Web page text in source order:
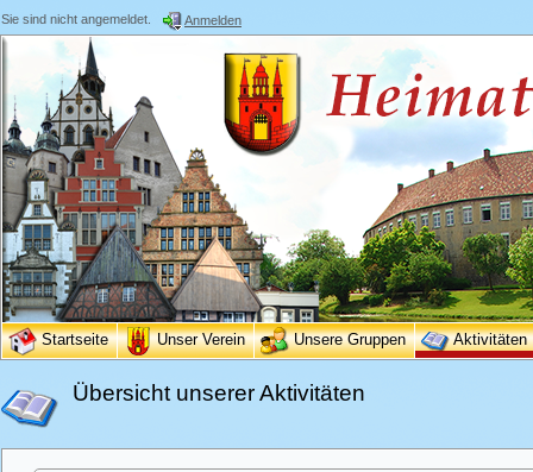
Sie sind nicht angemeldet. Anmelden
Startseite Unser Verein Unsere Gruppen Aktivitäten
Übersicht unserer Aktivitäten